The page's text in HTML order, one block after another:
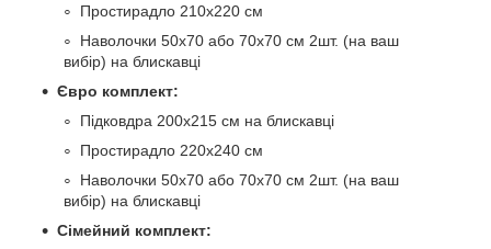
Простирадло 210х220 см
Наволочки 50х70 або 70х70 см 2шт. (на ваш
вибір) на блискавці
Євро комплект:
Підковдра 200х215 см на блискавці
Простирадло 220х240 см
Наволочки 50х70 або 70х70 см 2шт. (на ваш
вибір) на блискавці
Сімейний комплект: